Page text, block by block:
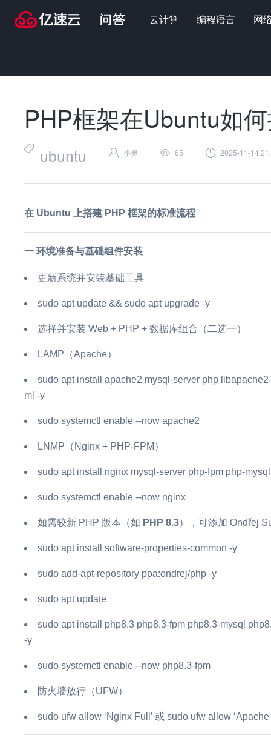
云计算 编程语言 网
PHP框架在Ubuntu如
ubuntu 小樊 65 2025-11-14
在 Ubuntu 上搭建 PHP 框架的标准流程
一 环境准备与基础组件安装
更新系统并安装基础工具
sudo apt update && sudo apt upgrade -y
选择并安装 Web + PHP + 数据库组合（二选一）
LAMP（Apache）
sudo apt install apache2 mysql-server php
ml -y
sudo systemctl enable --now apache2
LNMP（Nginx + PHP-FPM）
sudo apt install nginx mysql-server php-fpm php-
sudo systemctl enable --now nginx
如需较新 PHP 版本（如 PHP 8.3），可添加 Ondřej
sudo apt install software-properties-common -y
sudo add-apt-repository ppa:ondrej/php -y
sudo apt update
sudo apt install php8.3 php8.3-fpm php8.3-mysql
-y
sudo systemctl enable --now php8.3-fpm
防火墙放行（UFW）
sudo ufw allow ‘Nginx Full’ 或 sudo ufw allow ‘Apache